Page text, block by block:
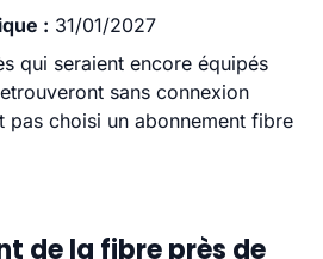
: 31/01/2027
qui seraient encore équipés
sans connexion
pas choisi un abonnement fibre
de la fibre près de